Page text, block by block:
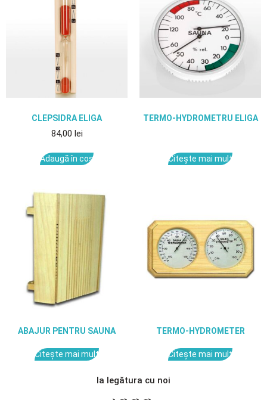
CLEPSIDRA ELIGA
84,00 lei
Adaugă în coș
TERMO-HYDROMETRU ELIGA
Citește mai mult
ABAJUR PENTRU SAUNA
Citește mai mult
TERMO-HYDROMETER
Citește mai mult
Ia legătura cu noi